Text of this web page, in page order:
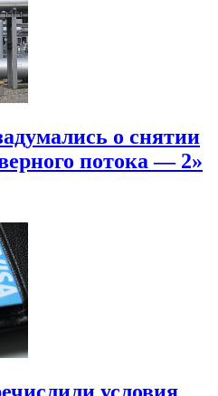
о снятии
потока — 2»
условия